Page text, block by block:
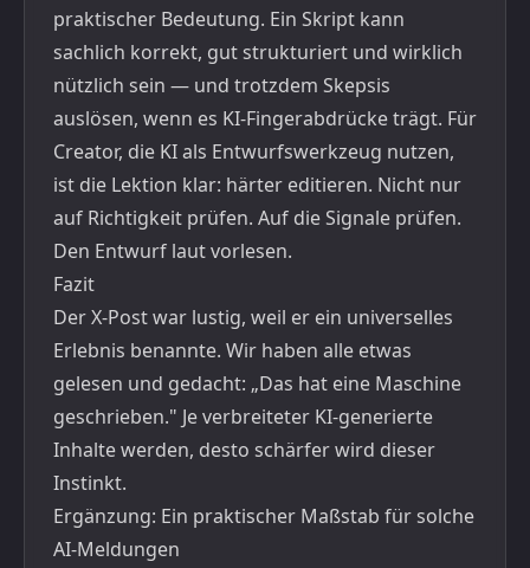
praktischer Bedeutung. Ein Skript kann
sachlich korrekt, gut strukturiert und wirklich
nützlich sein — und trotzdem Skepsis
auslösen, wenn es KI-Fingerabdrücke trägt. Für
Creator, die KI als Entwurfswerkzeug nutzen,
ist die Lektion klar: härter editieren. Nicht nur
auf Richtigkeit prüfen. Auf die Signale prüfen.
Den Entwurf laut vorlesen.
Fazit
Der X-Post war lustig, weil er ein universelles
Erlebnis benannte. Wir haben alle etwas
gelesen und gedacht: „Das hat eine Maschine
geschrieben." Je verbreiteter KI-generierte
Inhalte werden, desto schärfer wird dieser
Instinkt.
Ergänzung: Ein praktischer Maßstab für solche
AI-Meldungen